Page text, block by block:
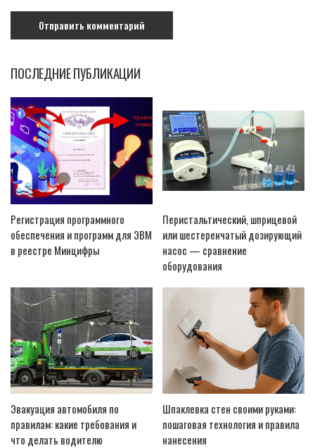
ПОСЛЕДНИЕ ПУБЛИКАЦИИ
Регистрация программного
обеспечения и программ для ЭВМ
в реестре Минцифры
Перистальтический, шприцевой
или шестеренчатый дозирующий
насос — сравнение
оборудования
Эвакуация автомобиля по
правилам: какие требования и
что делать водителю
Шпаклевка стен своими руками:
пошаговая технология и правила
нанесения